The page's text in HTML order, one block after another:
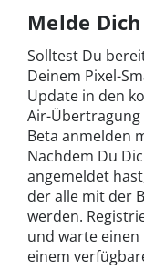
Melde
Solltest Du
Deinem Pixel-
Update in den
Air-Übertragung
Beta anmelden
Nachdem Du
angemeldet
der alle mit der
werden.
und warte
einem